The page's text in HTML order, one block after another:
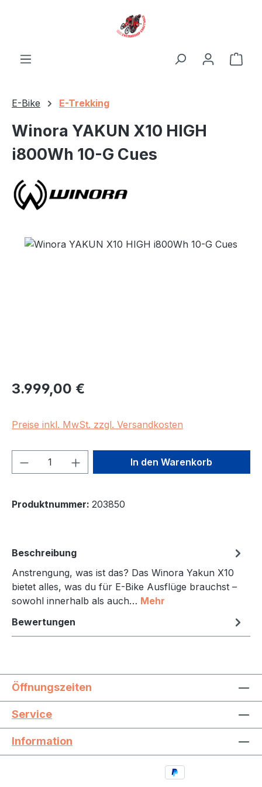
E-Bike E-Trekking
Winora YAKUN X10 HIGH
i800Wh 10-G Cues
Bildergalerie überspringen
Regulärer Preis:
3.999,00 €
Preise inkl. MwSt. zzgl. Versandkosten
Produkt Anzahl: Gib denIn den Warenkorb
Produktnummer: 203850
Beschreibung
Anstrengung, was ist das? Das Winora Yakun X10
bietet alles, was du für E-Bike Ausflüge brauchst –
sowohl innerhalb als auch… Mehr
Bewertungen
Öffnungszeiten
Service
Information